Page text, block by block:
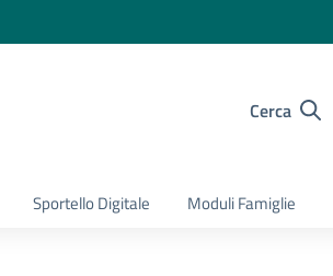
Cerca
Sportello Digitale Moduli Famiglie